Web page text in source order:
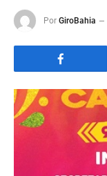
Por GiroBahia